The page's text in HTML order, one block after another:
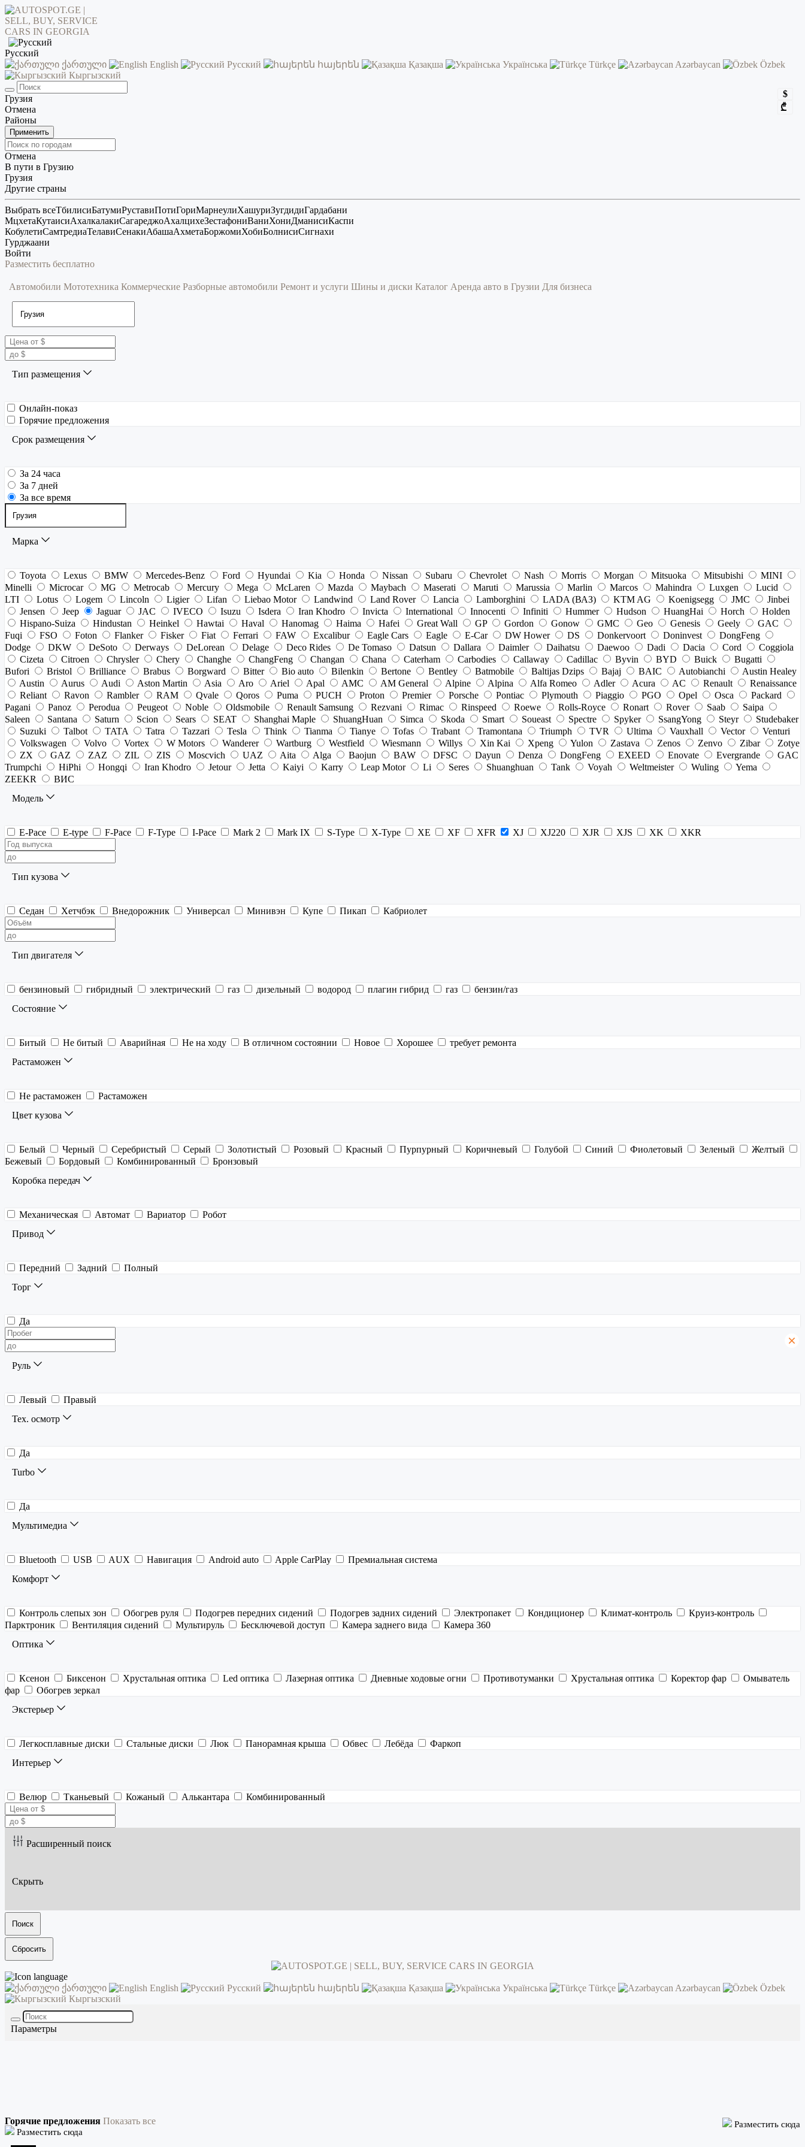
Русский
ქართული
English Русский հայերեն Қазақша Українська Türkçe Azərbaycan
Özbek
Кыргызский
$
₾
Грузия
Отмена
Районы
Применить
Отмена
В пути в Грузию
Грузия
Другие страны
Выбрать всеТбилисиБатумиРуставиПотиГориМарнеулиХашуриЗугдидиГардабани
МцхетаКутаисиАхалкалакиСагареджоАхалцихеЗестафониВаниХониДманисиКаспи
КобулетиСамтредиаТелавиСенакиАбашаАхметаБоржомиХобиБолнисиСигнахи
Гурджаани
Войти
Разместить бесплатно
Автомобили Мототехника Коммерческие Разборные автомобили Ремонт и услуги Шины и диски Каталог Аренда авто в Грузии Для бизнеса
Тип размещения
Онлайн-показ
Горячие предложения
Срок размещения
За 24 часа
За 7 дней
За все время
Марка
Toyota Lexus BMW Mercedes-Benz Ford Hyundai Kia Honda Nissan Subaru Chevrolet Nash Morris Morgan Mitsuoka Mitsubishi
MINI
Minelli
Microcar MG Metrocab Mercury Mega McLaren Mazda Maybach Maserati Maruti Marussia Marlin Marcos Mahindra Luxgen
Lucid
LTI
Lotus Logem Lincoln Ligier Lifan Liebao Motor Landwind Land Rover Lancia Lamborghini LADA (ВАЗ) KTM AG Koenigsegg JMC
Jinbei
Jensen
Jeep Jaguar JAC IVECO Isuzu Isdera Iran Khodro Invicta International Innocenti Infiniti Hummer Hudson HuangHai Horch
Holden
Hispano-Suiza
Hindustan Heinkel Hawtai Haval Hanomag Haima Hafei Great Wall GP Gordon Gonow GMC Geo Genesis Geely
GAC
Fuqi
FSO Foton Flanker Fisker Fiat Ferrari FAW Excalibur Eagle Cars Eagle E-Car DW Hower DS Donkervoort Doninvest
DongFeng
Dodge
DKW DeSoto Derways DeLorean Delage Deco Rides De Tomaso Datsun Dallara Daimler Daihatsu Daewoo Dadi Dacia Cord
Coggiola
Cizeta
Citroen Chrysler Chery Changhe ChangFeng Changan Chana Caterham Carbodies Callaway Cadillac Byvin BYD Buick
Bugatti
Bufori
Bristol Brilliance Brabus Borgward Bitter Bio auto Bilenkin Bertone Bentley Batmobile Baltijas Dzips Bajaj BAIC Autobianchi
Austin Healey
Austin
Aurus Audi Aston Martin Asia Aro Ariel Apal AMC AM General Alpine Alpina Alfa Romeo Adler Acura AC Renault
Renaissance
Reliant
Ravon Rambler RAM Qvale Qoros Puma PUCH Proton Premier Porsche Pontiac Plymouth Piaggio PGO Opel Osca
Packard
Pagani
Panoz Perodua Peugeot Noble Oldsmobile Renault Samsung Rezvani Rimac Rinspeed Roewe Rolls-Royce Ronart Rover Saab
Saipa
Saleen
Santana Saturn Scion Sears SEAT Shanghai Maple ShuangHuan Simca Skoda Smart Soueast Spectre Spyker SsangYong Steyr
Studebaker
Suzuki
Talbot TATA Tatra Tazzari Tesla Think Tianma Tianye Tofas Trabant Tramontana Triumph TVR Ultima Vauxhall Vector
Venturi
Volkswagen
Volvo Vortex W Motors Wanderer Wartburg Westfield Wiesmann Willys Xin Kai Xpeng Yulon Zastava Zenos Zenvo Zibar
Zotye
ZX
GAZ ZAZ ZIL ZIS Moscvich UAZ Aita Alga Baojun BAW DFSC Dayun Denza DongFeng EXEED Enovate Evergrande
GAC
Trumpchi
HiPhi Hongqi Iran Khodro Jetour Jetta Kaiyi Karry Leap Motor Li Seres Shuanghuan Tank Voyah Weltmeister Wuling
Yema
ZEEKR
ВИС
Модель
E-Pace E-type F-Pace F-Type I-Pace Mark 2 Mark IX S-Type X-Type XE XF XFR XJ XJ220 XJR XJS XK XKR
Тип кузова
Седан Хетчбэк Внедорожник Универсал Минивэн Купе Пикап Кабриолет
Тип двигателя
бензиновый гибридный электрический газ дизельный водород плагин гибрид газ
бензин/газ
Состояние
Битый Не битый Аварийная Не на ходу В отличном состоянии Новое Хорошее
требует ремонта
Растаможен
Не растаможен
Растаможен
Цвет кузова
Белый Черный Серебристый Серый Золотистый Розовый Красный Пурпурный Коричневый Голубой Синий Фиолетовый Зеленый
Желтый
Бежевый
Бордовый Комбинированный
Бронзовый
Коробка передач
Механическая Автомат Вариатор
Робот
Привод
Передний Задний
Полный
Торг
Да
Руль
Левый
Правый
Тех. осмотр
Да
Turbo
Да
Мультимедиа
Bluetooth USB AUX Навигация Android auto Apple CarPlay
Премиальная система
Комфорт
Контроль слепых зон Обогрев руля Подогрев передних сидений Подогрев задних сидений Электропакет Кондиционер Климат-контроль
Круиз-контроль
Парктроник
Вентиляция сидений Мультируль Бесключевой доступ Камера заднего вида
Камера 360
Оптика
Ксенон Биксенон Хрустальная оптика Led оптика Лазерная оптика Дневные ходовые огни Противотуманки Хрустальная оптика Коректор фар
Омыватель
фар
Обогрев зеркал
Экстерьер
Легкосплавные диски Стальные диски Люк Панорамная крыша Обвес Лебёда
Фаркоп
Интерьер
Велюр Тканьевый Кожаный Алькантара Комбинированный
Расширенный поиск
Скрыть
Поиск
Сбросить
ქართული English Русский հայերեն Қазақша Українська Türkçe Azərbaycan
Özbek
Кыргызский
Параметры
Горячие предложения Показать все
Разместить сюда
Разместить сюда